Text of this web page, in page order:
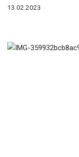
13.02.2023